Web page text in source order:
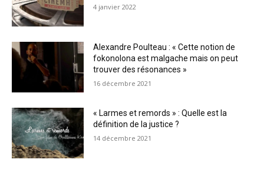
4 janvier 2022
Alexandre Poulteau : « Cette notion de
fokonolona est malgache mais on peut
trouver des résonances »
16 décembre 2021
« Larmes et remords » : Quelle est la
définition de la justice ?
14 décembre 2021